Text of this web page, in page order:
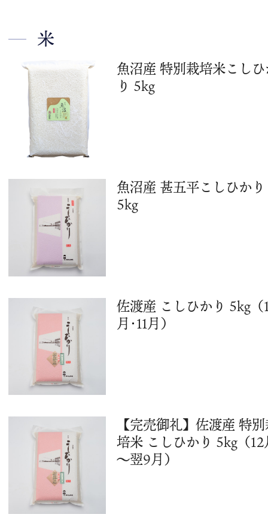
米
魚沼産 特別栽培米こし
り 5kg
魚沼産 甚五平こしひかり
5kg
佐渡産 こしひかり 5kg（
月･11月）
【完売御礼】佐渡産 特
培米 こしひかり 5kg（12
～翌9月）